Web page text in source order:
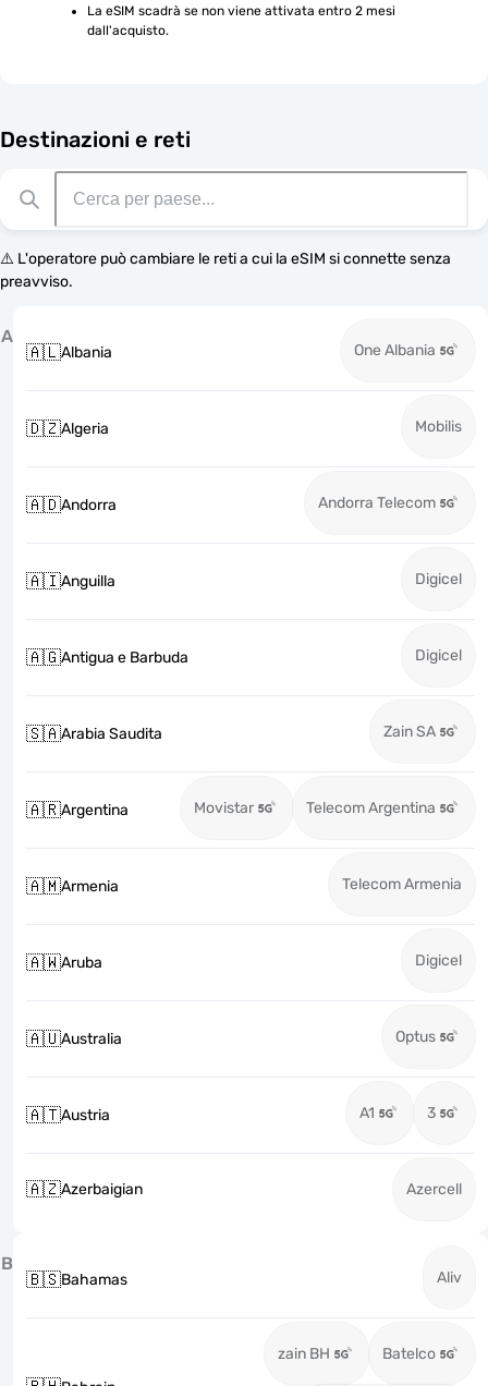
La eSIM scadrà se non viene attivata entro 2 mesi
dall'acquisto.
Destinazioni e reti
⚠️ L'operatore può cambiare le reti a cui la eSIM si connette senza
preavviso.
A
🇦🇱Albania One Albania
🇩🇿Algeria Mobilis
🇦🇩Andorra Andorra Telecom
🇦🇮Anguilla Digicel
🇦🇬Antigua e Barbuda Digicel
🇸🇦Arabia Saudita Zain SA
🇦🇷Argentina Movistar Telecom Argentina
🇦🇲Armenia Telecom Armenia
🇦🇼Aruba Digicel
🇦🇺Australia Optus
🇦🇹Austria A1 3
🇦🇿Azerbaigian Azercell
B
🇧🇸Bahamas Aliv
zain BH Batelco